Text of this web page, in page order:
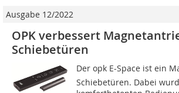
Ausgabe 12/2022
OPK verbessert
Schiebetüren
Der opk E-Space ist ein
Schiebetüren. Dabei